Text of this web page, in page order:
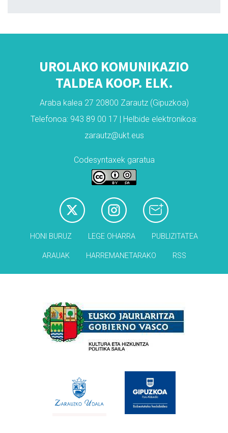
UROLAKO KOMUNIKAZIO
TALDEA KOOP. ELK.
Araba kalea 27 20800 Zarautz (Gipuzkoa)
Telefonoa: 943 89 00 17 | Helbide elektronikoa:
zarautz@ukt.eus
Codesyntaxek garatua
HONI BURUZ LEGE OHARRA PUBLIZITATEA
ARAUAK HARREMANETARAKO RSS